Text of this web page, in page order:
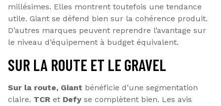
millésimes. Elles montrent toutefois une tendance
utile. Giant se défend bien sur la cohérence produit.
D’autres marques peuvent reprendre l’avantage sur
le niveau d’équipement à budget équivalent.
SUR LA ROUTE ET LE GRAVEL
Sur la route, Giant bénéficie d’une segmentation
claire. TCR et Defy se complètent bien. Les avis